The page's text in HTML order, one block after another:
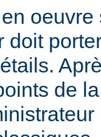
oeuvre
doit
de